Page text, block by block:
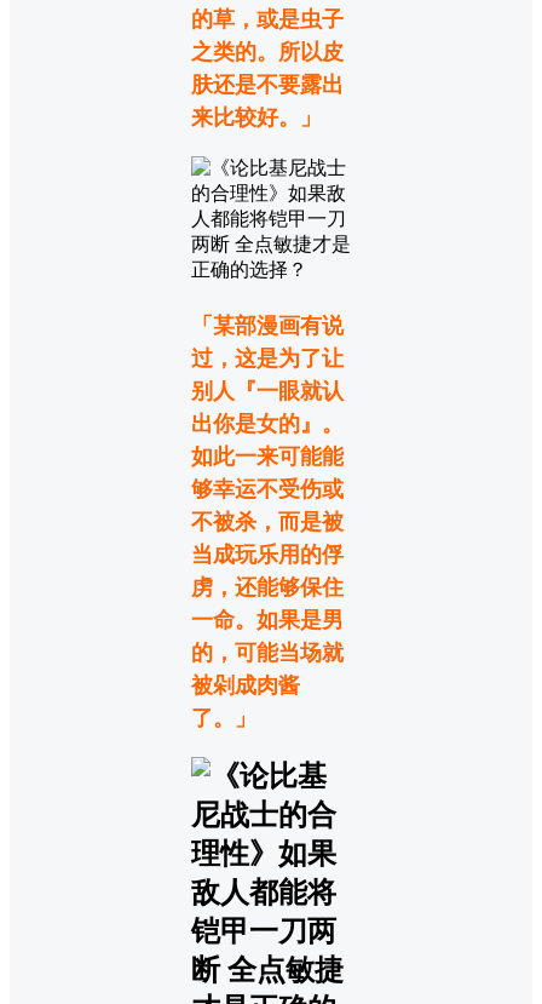
的草，或是虫子
之类的。所以皮
肤还是不要露出
来比较好。」
「某部漫画有说
过，这是为了让
别人『一眼就认
出你是女的』。
如此一来可能能
够幸运不受伤或
不被杀，而是被
当成玩乐用的俘
虏，还能够保住
一命。如果是男
的，可能当场就
被剁成肉酱
了。」